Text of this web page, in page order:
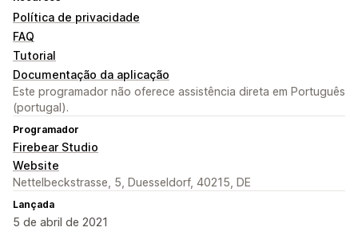
Política de privacidade
FAQ
Tutorial
Documentação da aplicação
Este programador não oferece assistência direta em Português
(portugal).
Programador
Firebear Studio
Website
Nettelbeckstrasse, 5, Duesseldorf, 40215, DE
Lançada
5 de abril de 2021